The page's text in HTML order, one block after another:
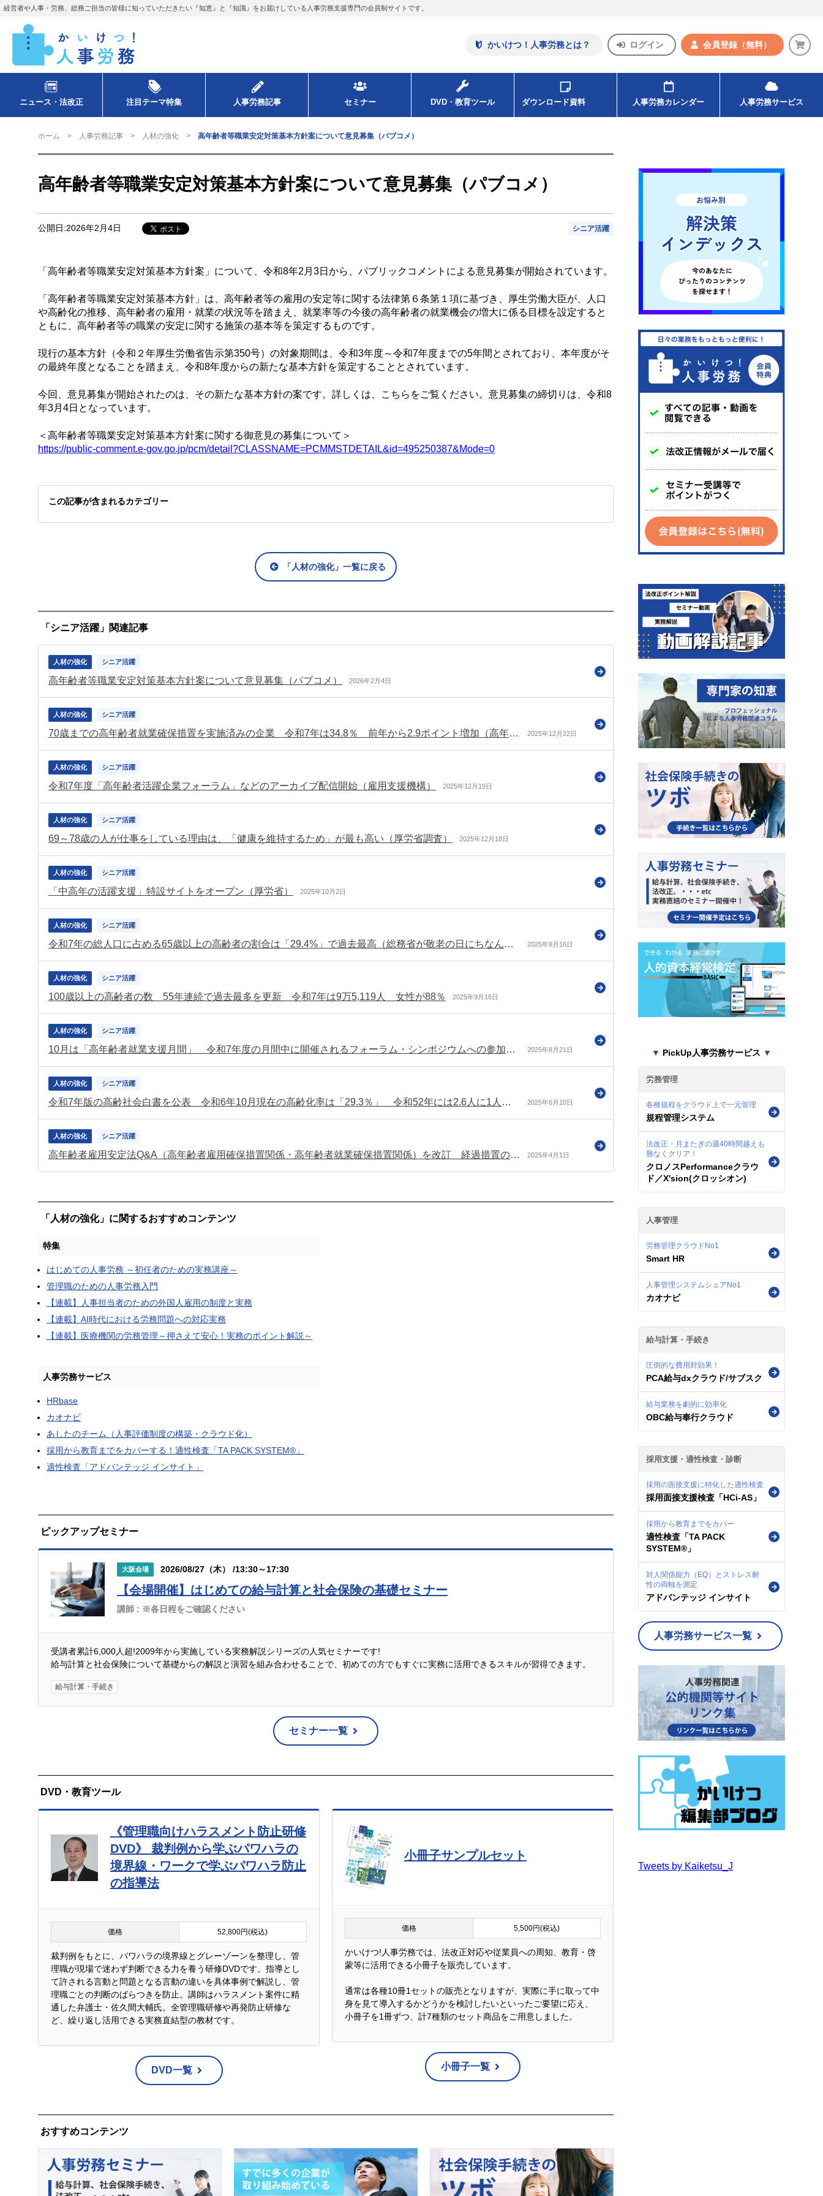
経営者や人事・労務、総務ご担当の皆様に知っていただきたい『知恵』と『知識』をお届けしている人事労務支援専門の会員制サイトです。
かいけつ！人事労務とは？ ログイン 会員登録 （無料）
ニュース・法改正 注目テーマ特集 人事労務記事 セミナー DVD・教育ツール ダウンロード資料 人事労務カレンダー 人事労務サービス
ホーム 人事労務記事 人材の強化 高年齢者等職業安定対策基本方針案について意見募集（パブコメ）
高年齢者等職業安定対策基本方針案について意見募集（パブコメ）
公開日:2026年2月4日 シニア活躍
「高年齢者等職業安定対策基本方針案」について、令和8年2月3日から、パブリックコメントによる意見募集が開始されています。
「高年齢者等職業安定対策基本方針」は、高年齢者等の雇用の安定等に関する法律第６条第１項に基づき、厚生労働大臣が、人口
や高齢化の推移、高年齢者の雇用・就業の状況等を踏まえ、就業率等の今後の高年齢者の就業機会の増大に係る目標を設定すると
ともに、高年齢者等の職業の安定に関する施策の基本等を策定するものです。
現行の基本方針（令和２年厚生労働省告示第350号）の対象期間は、令和3年度～令和7年度までの5年間とされており、本年度がそ
の最終年度となることを踏まえ、令和8年度からの新たな基本方針を策定することとされています。
今回、意見募集が開始されたのは、その新たな基本方針の案です。詳しくは、こちらをご覧ください。意見募集の締切りは、令和8
年3月4日となっています。
＜高年齢者等職業安定対策基本方針案に関する御意見の募集について＞
https://public-comment.e-gov.go.jp/pcm/detail?CLASSNAME=PCMMSTDETAIL&id=495250387&Mode=0
この記事が含まれるカテゴリー
「人材の強化」一覧に戻る
「シニア活躍」関連記事
人材の強化 シニア活躍
高年齢者等職業安定対策基本方針案について意見募集（パブコメ） 2026年2月4日
人材の強化 シニア活躍
70歳までの高年齢者就業確保措置を実施済みの企業 令和7年は34.8％ 前年から2.9ポイント増加（高年齢者雇用状況等報告） 2025年12月22日
人材の強化 シニア活躍
令和7年度「高年齢者活躍企業フォーラム」などのアーカイブ配信開始（雇用支援機構） 2025年12月19日
人材の強化 シニア活躍
69～78歳の人が仕事をしている理由は、「健康を維持するため」が最も高い（厚労省調査） 2025年12月18日
人材の強化 シニア活躍
「中高年の活躍支援」特設サイトをオープン（厚労省） 2025年10月2日
人材の強化 シニア活躍
令和7年の総人口に占める65歳以上の高齢者の割合は「29.4%」で過去最高（総務省が敬老の日にちなんで公表） 2025年9月16日
人材の強化 シニア活躍
100歳以上の高齢者の数 55年連続で過去最多を更新 令和7年は9万5,119人 女性が88％ 2025年9月16日
人材の強化 シニア活躍
10月は「高年齢者就業支援月間」 令和7年度の月間中に開催されるフォーラム・シンポジウムへの参加のご案内 主にライブ配信 参加無料（雇用支援機構） 2025年8月21日
人材の強化 シニア活躍
令和7年版の高齢社会白書を公表 令和6年10月現在の高齢化率は「29.3％」 令和52年には2.6人に1人が65歳以上 2025年6月10日
人材の強化 シニア活躍
高年齢者雇用安定法Q&A（高年齢者雇用確保措置関係・高年齢者就業確保措置関係）を改訂 経過措置の内容を削除など（令和７年３月31日改訂） 2025年4月1日
「人材の強化」に関するおすすめコンテンツ
特集
はじめての人事労務 ～初任者のための実務講座～
管理職のための人事労務入門
【連載】人事担当者のための外国人雇用の制度と実務
【連載】AI時代における労務問題への対応実務
【連載】医療機関の労務管理～押さえて安心！実務のポイント解説～
人事労務サービス
HRbase
カオナビ
あしたのチーム（人事評価制度の構築・クラウド化）
採用から教育までをカバーする！適性検査「TA PACK SYSTEM®」
適性検査「アドバンテッジ インサイト」
ピックアップセミナー
大阪会場 2026/08/27（木） /13:30～17:30
【会場開催】はじめての給与計算と社会保険の基礎セミナー
講師 : ※各日程をご確認ください
受講者累計6,000人超!2009年から実施している実務解説シリーズの人気セミナーです!
給与計算と社会保険について基礎からの解説と演習を組み合わせることで、初めての方でもすぐに実務に活用できるスキルが習得できます。
給与計算・手続き
セミナー一覧
DVD・教育ツール
《管理職向けハラスメント防止研修
DVD》 裁判例から学ぶパワハラの
境界線・ワークで学ぶパワハラ防止
の指導法
価格 52,800円(税込)
裁判例をもとに、パワハラの境界線とグレーゾーンを整理し、管
理職が現場で迷わず判断できる力を養う研修DVDです。指導とし
て許される言動と問題となる言動の違いを具体事例で解説し、管
理職ごとの判断のばらつきを防止。講師はハラスメント案件に精
通した弁護士・佐久間大輔氏。全管理職研修や再発防止研修な
ど、繰り返し活用できる実務直結型の教材です。
DVD一覧
小冊子サンプルセット
価格 5,500円(税込)
かいけつ!人事労務では、法改正対応や従業員への周知、教育・啓
蒙等に活用できる小冊子を販売しています。
通常は各種10冊1セットの販売となりますが、実際に手に取って中
身を見て導入するかどうかを検討したいといったご要望に応え、
小冊子を1冊ずつ、計7種類のセット商品をご用意しました。
小冊子一覧
おすすめコンテンツ
▼ PickUp人事労務サービス ▼
労務管理
各種規程をクラウド上で一元管理
規程管理システム
法改正・月またぎの週40時間越えも
難なくクリア！
クロノスPerformanceクラウ
ド／X'sion(クロッシオン)
人事管理
労務管理クラウドNo1
Smart HR
人事管理システムシェアNo1
カオナビ
給与計算・手続き
圧倒的な費用対効果！
PCA給与dxクラウド/サブスク
給与業務を劇的に効率化
OBC給与奉行クラウド
採用支援・適性検査・診断
採用の面接支援に特化した適性検査
採用面接支援検査「HCi-AS」
採用から教育までをカバー
適性検査「TA PACK
SYSTEM®」
対人関係能力（EQ）とストレス耐
性の両軸を測定
アドバンテッジ インサイト
人事労務サービス一覧
Tweets by Kaiketsu_J